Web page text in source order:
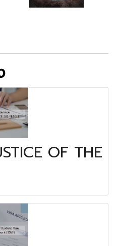
OF THE